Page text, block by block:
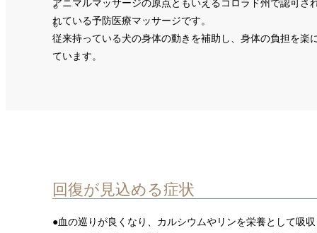
アニマルマッサージの原点ともいえるコロラド州で認可
れている予防医療マッサージです。
従来持っている犬の身体の動きを補助し、身体の負担を
ています。
回復が見込める症状
●血の巡りが良くなり、カルシウムやリンを栄養として吸